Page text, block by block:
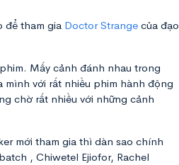
để tham gia Doctor Strange của đạo
Mấy cảnh đánh nhau trong
với rất nhiều phim hành động
chờ rất nhiều với những cảnh
mới tham gia thì dàn sao chính
, Chiwetel Ejiofor, Rachel